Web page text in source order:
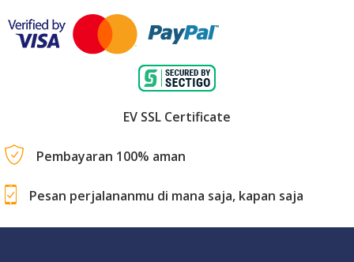
EV SSL Certificate
Pembayaran 100% aman
Pesan perjalananmu di mana saja, kapan saja